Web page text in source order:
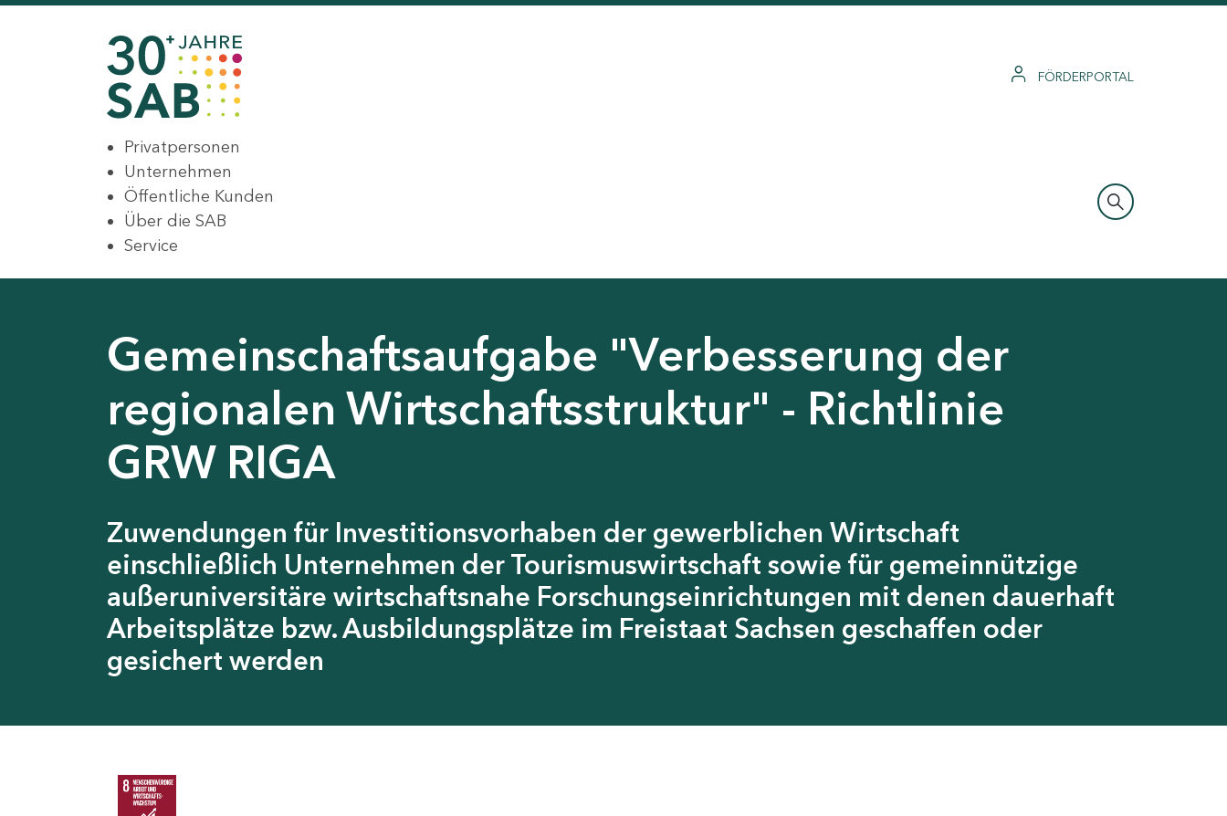
FÖRDERPORTAL
Privatpersonen
Unternehmen
Öffentliche Kunden
Über die SAB
Service
Gemeinschaftsaufgabe "Verbesserung der
regionalen Wirtschaftsstruktur" - Richtlinie
GRW RIGA
Zuwendungen für Investitionsvorhaben der gewerblichen Wirtschaft
einschließlich Unternehmen der Tourismuswirtschaft sowie für gemeinnützige
außeruniversitäre wirtschaftsnahe Forschungseinrichtungen mit denen dauerhaft
Arbeitsplätze bzw. Ausbildungsplätze im Freistaat Sachsen geschaffen oder
gesichert werden